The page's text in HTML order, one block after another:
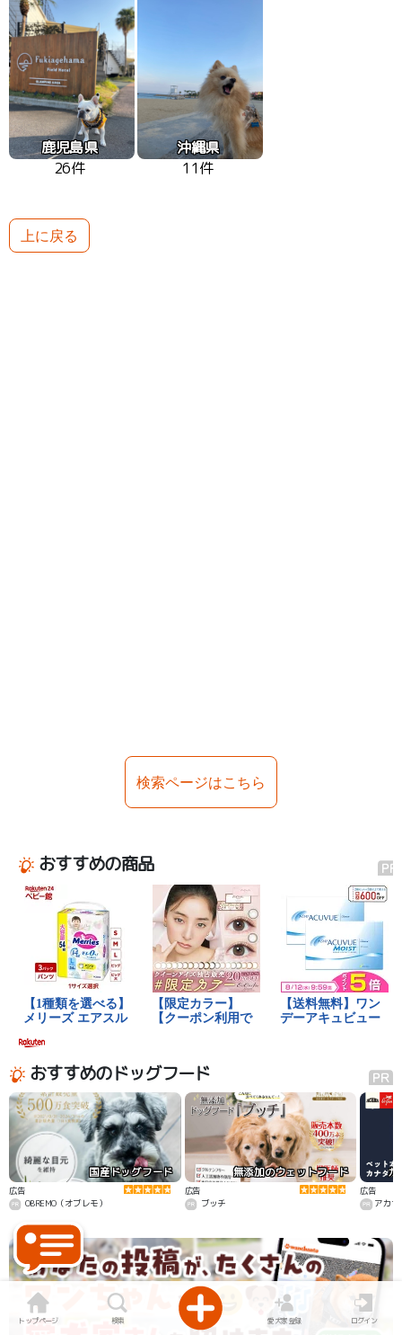
鹿児島県
26件
沖縄県
11件
上に戻る
検索ページはこちら
おすすめの商品
おすすめのドッグフード
国産ドッグフード
広告
OBREMO（オブレモ）
無添加のウェットフード
広告
ブッチ
カ
広告
アカ
トップページ 検索 愛犬家登録 ログイン